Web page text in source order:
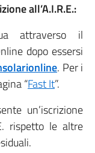
all’A.I.R.E.:
attraverso il
dopo essersi
. Per i
“Fast It”.
un’iscrizione
rispetto le altre